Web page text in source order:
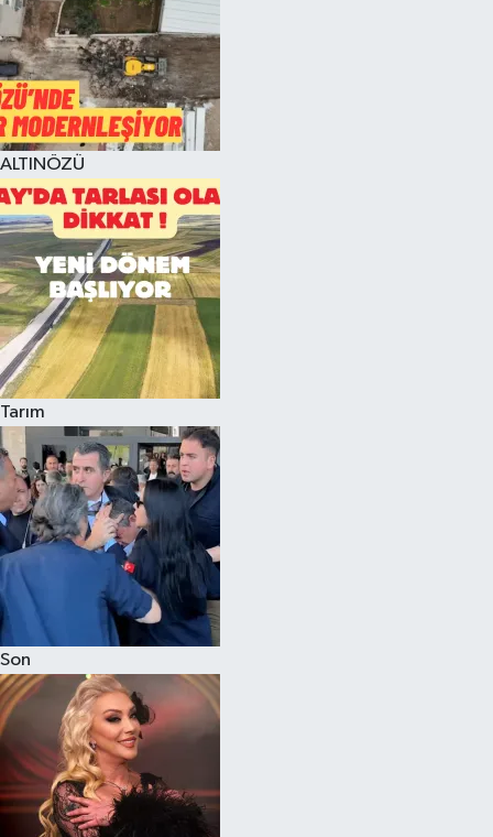
ALTINÖZÜ
Tarım
Son